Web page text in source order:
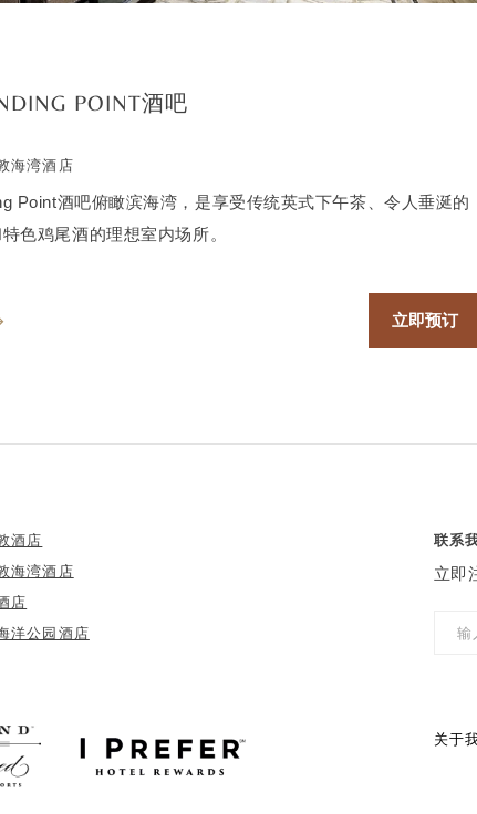
POINT酒吧
海湾酒店
Point酒吧俯瞰滨海湾，是享受传统英式下午茶、令人垂涎的
色鸡尾酒的理想室内场所。
立即预订
酒店
海湾酒店
店
洋公园酒店
联系
立即
关于